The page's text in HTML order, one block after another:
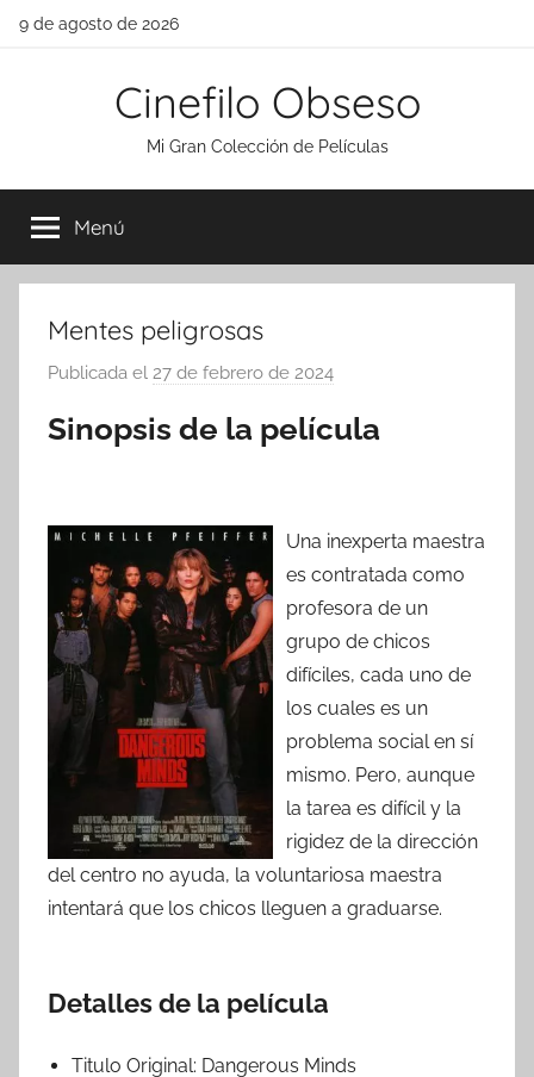
Saltar
9 de agosto de 2026
Cinefilo Obseso
Mi Gran Colección de Películas
Menú
Mentes peligrosas
Publicada el 27 de febrero de 2024
r
Sinopsis de la película
Una inexperta maestra
es contratada como
profesora de un
grupo de chicos
difíciles, cada uno de
los cuales es un
problema social en sí
mismo. Pero, aunque
la tarea es difícil y la
rigidez de la dirección
del centro no ayuda, la voluntariosa maestra
intentará que los chicos lleguen a graduarse.
Detalles de la película
Titulo Original: Dangerous Minds